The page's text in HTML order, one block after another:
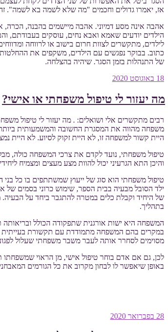
אז, יאמרו גדולים וחכמים "מה שלא לשמה בא לשמה".
אהבה אינה מסע דמיוני. אהבה מיישמים בהבנה, הכרה,
הילדים יודעים שאמא ואבא נחים, עוסקים בעבודתם,
לילדים, מתקשרים לצוות חרום בישוב או לרווחה
כתוב. בבוקר נפגשים עם הילדים, משקפים את
של התנהלות בזמן הסגר. שיהיה בהצלחה.
פורסם
18 באוגוסט 2020
מה יעזור לי טיפול משפחתי או אישי?
רבים מתקשרים אלי ושואלים: . מה יעזור לי טיפול
משפחה מהווה את המסגרת החשובה והמשמעותית ביותר
היית קשור למשפחה זו, לא היית זקוק לסיוע. לא היית
טיפול משפחתי, נועד לקדם את צרכי המשפחה כולה,
והיכן התא הגרעיני יכול להוות מצע מעצים ומצמיח
טיפול משפחתי הוא סוג של ייעוץ שמשתתפים בו כל
ילד הסובל מבעיה בבית הספר, שימוש כרוני בסמים
של היחיד וקבלת כלים במטרה להתגבר ביחד על הבעיה.
בתהליך.
המשפחה היא ישות אורגנית שתפקודה הכולל ובריאותה
במקרים בהם המשפחה מתמודדת עם תקשורת בעייתית
מסוימים לסחרר אותה לעבר משבר משפחתי שעלול
לכן, גם אם אדם בוחר טיפול אישי, מן הראוי שמשפחתו
באופן שיאפשר לו לבחון מקרוב את כל הגורמים
פורסם
28 בפברואר 2020